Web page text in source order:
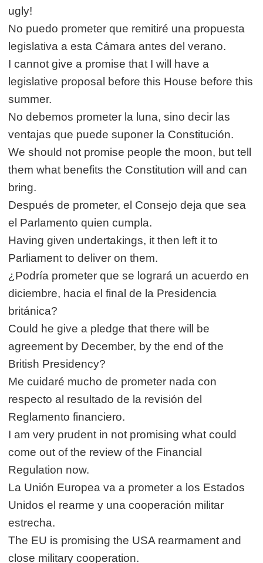
ugly!
No puedo prometer que remitiré una propuesta
legislativa a esta Cámara antes del verano.
I cannot give a promise that I will have a
legislative proposal before this House before this
summer.
No debemos prometer la luna, sino decir las
ventajas que puede suponer la Constitución.
We should not promise people the moon, but tell
them what benefits the Constitution will and can
bring.
Después de prometer, el Consejo deja que sea
el Parlamento quien cumpla.
Having given undertakings, it then left it to
Parliament to deliver on them.
¿Podría prometer que se logrará un acuerdo en
diciembre, hacia el final de la Presidencia
británica?
Could he give a pledge that there will be
agreement by December, by the end of the
British Presidency?
Me cuidaré mucho de prometer nada con
respecto al resultado de la revisión del
Reglamento financiero.
I am very prudent in not promising what could
come out of the review of the Financial
Regulation now.
La Unión Europea va a prometer a los Estados
Unidos el rearme y una cooperación militar
estrecha.
The EU is promising the USA rearmament and
close military cooperation.